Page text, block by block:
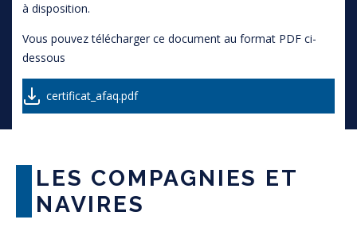
à disposition.
Vous pouvez télécharger ce document au format PDF ci-
dessous
certificat_afaq.pdf
LES COMPAGNIES ET
NAVIRES